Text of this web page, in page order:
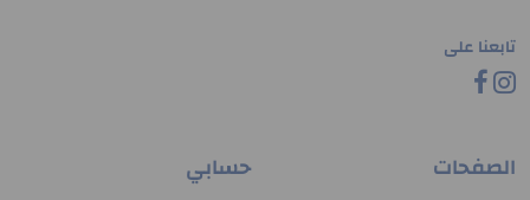
تابعنا على
الصفحات حسابي